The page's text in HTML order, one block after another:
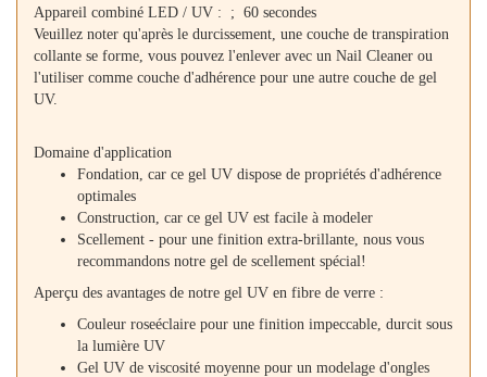
Appareil combiné LED / UV : ; 60 secondes
Veuillez noter qu'après le durcissement, une couche de transpiration
collante se forme, vous pouvez l'enlever avec un Nail Cleaner ou
l'utiliser comme couche d'adhérence pour une autre couche de gel
UV.
Domaine d'application
Fondation, car ce gel UV dispose de propriétés d'adhérence
optimales
Construction, car ce gel UV est facile à modeler
Scellement - pour une finition extra-brillante, nous vous
recommandons notre gel de scellement spécial!
Aperçu des avantages de notre gel UV en fibre de verre :
Couleur roseéclaire pour une finition impeccable, durcit sous
la lumière UV
Gel UV de viscosité moyenne pour un modelage d'ongles